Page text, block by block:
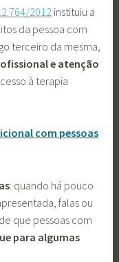
2012 instituiu a
da pessoa com
terceiro da mesma,
e atenção
à terapia
com pessoas
: quando há pouco
falas ou
que pessoas com
para algumas